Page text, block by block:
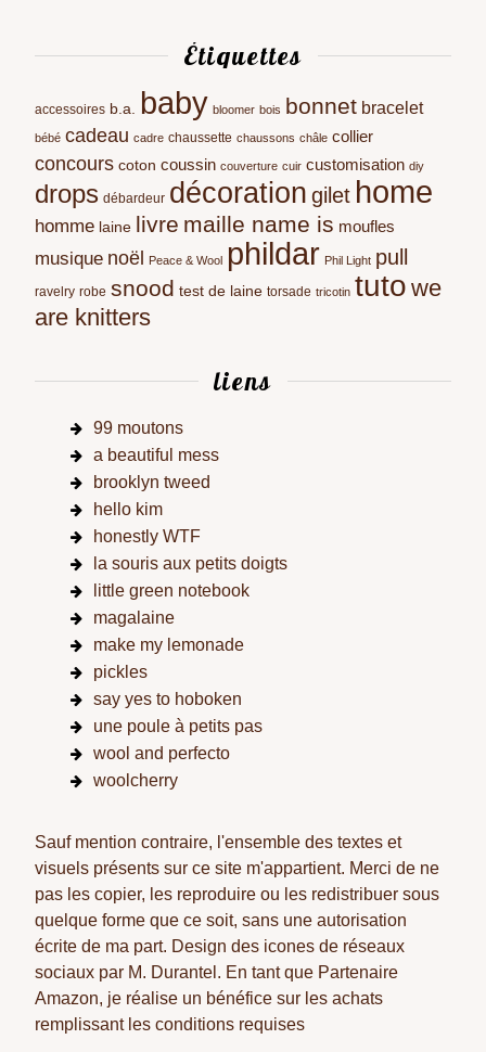
Étiquettes
accessoires b.a. baby bloomer bois bonnet bracelet
bébé cadeau cadre chaussette chaussons châle collier
concours coton coussin couverture cuir customisation diy
drops débardeur décoration gilet home
homme laine livre maille name is moufles
musique noël Peace & Wool phildar Phil Light pull
ravelry robe snood test de laine torsade tricotin tuto we
are knitters
liens
99 moutons
a beautiful mess
brooklyn tweed
hello kim
honestly WTF
la souris aux petits doigts
little green notebook
magalaine
make my lemonade
pickles
say yes to hoboken
une poule à petits pas
wool and perfecto
woolcherry
Sauf mention contraire, l'ensemble des textes et
visuels présents sur ce site m'appartient. Merci de ne
pas les copier, les reproduire ou les redistribuer sous
quelque forme que ce soit, sans une autorisation
écrite de ma part. Design des icones de réseaux
sociaux par M. Durantel. En tant que Partenaire
Amazon, je réalise un bénéfice sur les achats
remplissant les conditions requises